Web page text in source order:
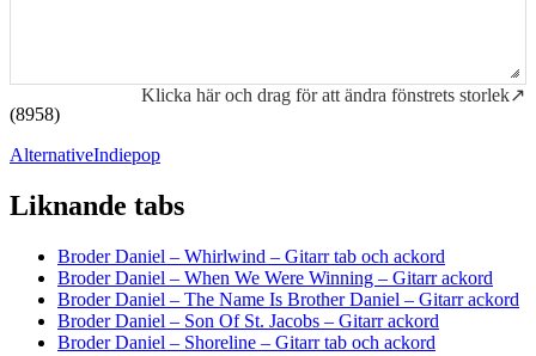
Klicka här och drag för att ändra fönstrets storlek↗
(8958)
AlternativeIndiepop
Liknande tabs
Broder Daniel – Whirlwind – Gitarr tab och ackord
Broder Daniel – When We Were Winning – Gitarr ackord
Broder Daniel – The Name Is Brother Daniel – Gitarr ackord
Broder Daniel – Son Of St. Jacobs – Gitarr ackord
Broder Daniel – Shoreline – Gitarr tab och ackord